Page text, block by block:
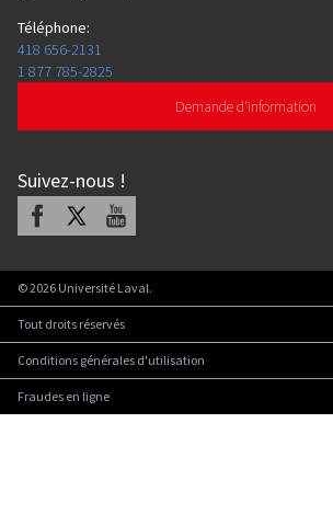
Téléphone:
418 656-2131
1 877 785-2825
Demande d'information
Suivez-nous !
Facebook Youtube
©2026 Université Laval.
Tout droits réservés
Conditions générales d'utilisation
Fraudes en ligne